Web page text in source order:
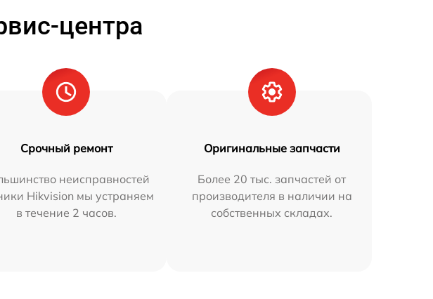
центра
Срочный ремонт
неисправностей
Hikvision мы устраняем
в течение 2 часов.
Оригинальные запчасти
Более 20 тыс. запчастей от
производителя в наличии на
собственных складах.